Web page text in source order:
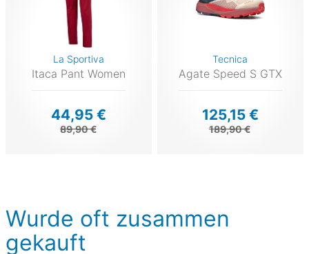
La Sportiva
Itaca Pant Women
44,95 €
89,90 €
Tecnica
Agate Speed S GTX
125,15 €
189,90 €
Wurde oft zusammen
gekauft